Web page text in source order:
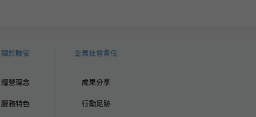
關於聯安
經營理念
服務特色
企業社會責任
成果分享
行動足跡